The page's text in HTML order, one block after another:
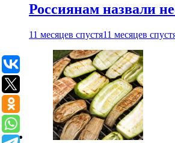
Россиянам назвали
11 месяцев спустя11 месяцев